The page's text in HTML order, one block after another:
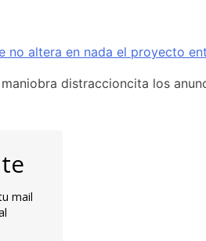
no altera en nada el proyecto
distraccioncita los
mail